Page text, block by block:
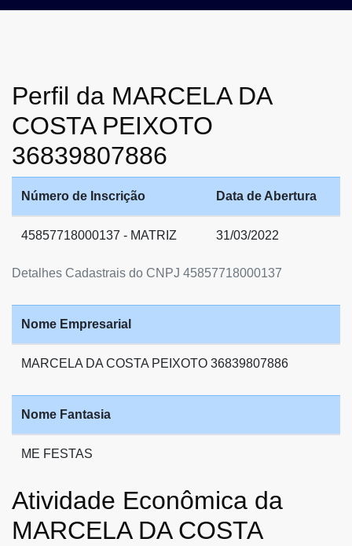
Perfil da MARCELA DA
COSTA PEIXOTO
36839807886
Detalhes Cadastrais do CNPJ 45857718000137
Número de Inscrição Data de Abertura
45857718000137 - MATRIZ 31/03/2022
Nome Empresarial
MARCELA DA COSTA PEIXOTO 36839807886
Nome Fantasia
ME FESTAS
Atividade Econômica da
MARCELA DA COSTA